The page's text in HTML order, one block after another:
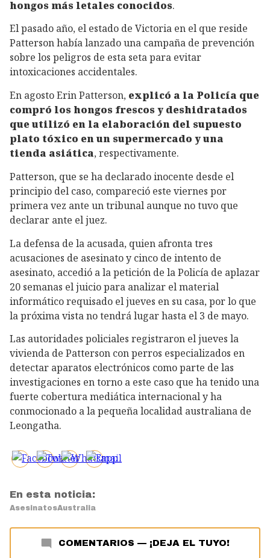
hongos más letales conocidos.
El pasado año, el estado de Victoria en el que reside
Patterson había lanzado una campaña de prevención
sobre los peligros de esta seta para evitar
intoxicaciones accidentales.
En agosto Erin Patterson, explicó a la Policía que
compró los hongos frescos y deshidratados
que utilizó en la elaboración del supuesto
plato tóxico en un supermercado y una
tienda asiática, respectivamente.
Patterson, que se ha declarado inocente desde el
principio del caso, compareció este viernes por
primera vez ante un tribunal aunque no tuvo que
declarar ante el juez.
La defensa de la acusada, quien afronta tres
acusaciones de asesinato y cinco de intento de
asesinato, accedió a la petición de la Policía de aplazar
20 semanas el juicio para analizar el material
informático requisado el jueves en su casa, por lo que
la próxima vista no tendrá lugar hasta el 3 de mayo.
Las autoridades policiales registraron el jueves la
vivienda de Patterson con perros especializados en
detectar aparatos electrónicos como parte de las
investigaciones en torno a este caso que ha tenido una
fuerte cobertura mediática internacional y ha
conmocionado a la pequeña localidad australiana de
Leongatha.
En esta noticia:
AsesinatosAustralia
COMENTARIOS — ¡DEJA EL TUYO!